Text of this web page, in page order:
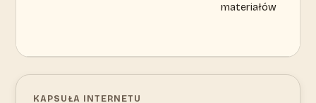
materiałów
KAPSUŁA INTERNETU